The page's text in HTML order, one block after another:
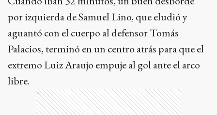
por izquierda de Samuel Lino, que eludió y
aguantó con el cuerpo al defensor Tomás
Palacios, terminó en un centro atrás para que el
extremo Luiz Araujo empuje al gol ante el arco
libre.
Ads